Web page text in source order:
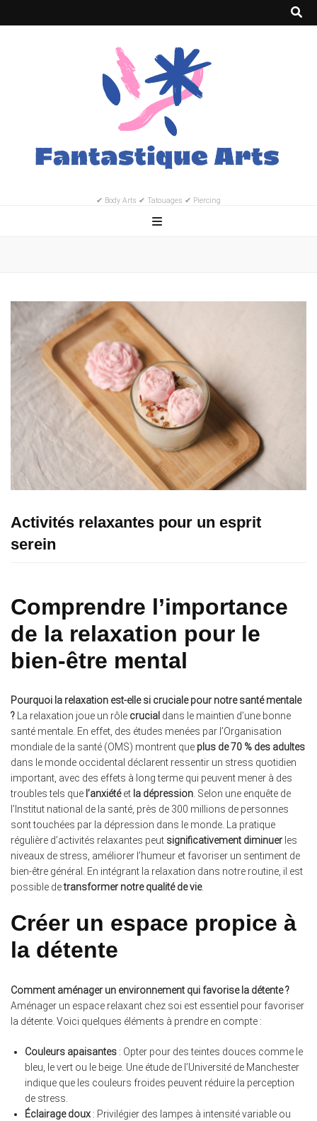
✔ Body Arts ✔ Tatouages ✔ Piercing
Activités relaxantes pour un esprit
serein
Comprendre l’importance
de la relaxation pour le
bien-être mental
Pourquoi la relaxation est-elle si cruciale pour notre santé mentale
? La relaxation joue un rôle crucial dans le maintien d’une bonne
santé mentale. En effet, des études menées par l’Organisation
mondiale de la santé (OMS) montrent que plus de 70 % des adultes
dans le monde occidental déclarent ressentir un stress quotidien
important, avec des effets à long terme qui peuvent mener à des
troubles tels que l’anxiétéet la dépression. Selon une enquête de
l’Institut national de la santé, près de 300 millions de personnes
sont touchées par la dépression dans le monde. La pratique
régulière d’activités relaxantes peut significativement diminuer les
niveaux de stress, améliorer l’humeur et favoriser un sentiment de
bien-être général. En intégrant la relaxation dans notre routine, il est
possible detransformer notre qualité de vie.
Créer un espace propice à
la détente
Comment aménager un environnement qui favorise la détente ?
Aménager un espace relaxant chez soi est essentiel pour favoriser
la détente. Voici quelques éléments à prendre en compte :
Couleurs apaisantes : Opter pour des teintes douces comme le
bleu, le vert ou le beige. Une étude de l’Université de Manchester
indique que les couleurs froides peuvent réduire la perception
de stress.
Éclairage doux : Privilégier des lampes à intensité variable ou